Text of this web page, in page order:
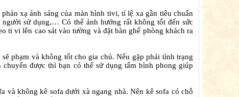
xạ ánh sáng của màn hình tivi, tỉ lệ xa gần tiêu chuẩn
sử dụng,… Có thể ảnh hưởng rất không tốt đến sức
ti vi lên cao sát vào tường và đặt bàn ghế phòng khách ra
phạm và không tốt cho gia chủ. Nếu gặp phải tình trạng
được thì bạn có thể sử dụng tấm bình phong giúp
và không kê sofa dưới xà ngang nhà. Nên kê sofa có chỗ